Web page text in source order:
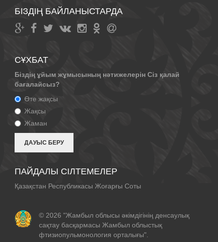
БІЗДІҢ БАЙЛАНЫСТАРДА
СҰХБАТ
Біздің ұйым жұмысының нәтижелерін Сіз қалай
бағалайсыз?
Өте жақсы
Жақсы
Жаман
ПАЙДАЛЫ СІЛТЕМЕЛЕР
Қазақстан Республикасы Жоғарғы Соты
© 2026 "Жамбыл облысы әкімдігінің денсаулық
сақтау басқармасы Жамбыл облыстық
фтизиопульмонология орталығы".